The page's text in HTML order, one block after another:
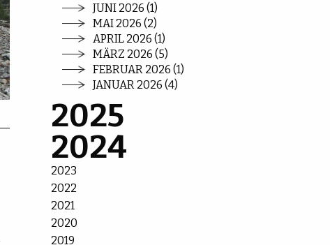
JUNI 2026 (1)
MAI 2026 (2)
APRIL 2026 (1)
MÄRZ 2026 (5)
FEBRUAR 2026 (1)
JANUAR 2026 (4)
2025
2024
2023
2022
2021
2020
2019